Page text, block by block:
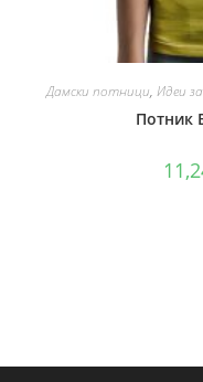
Дамски потници, Идеи
Потник